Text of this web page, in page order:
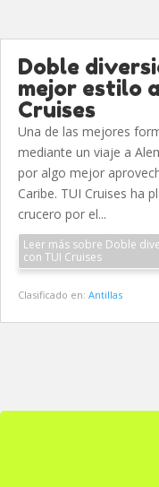
Doble
mejor estilo
Cruises
Una de las mejores
mediante un viaje a
por algo mejor
Caribe. TUI Cruises ha
crucero por el...
Leer más sobre Doble
con TUI Cruises
Clasificado en: Antillas